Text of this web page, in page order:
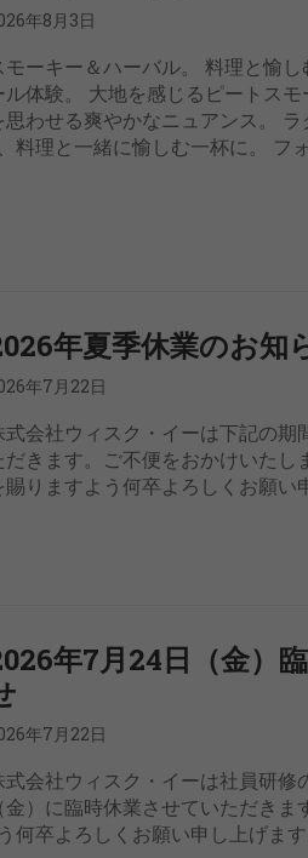
年8月3日
モーキー＆ハーバル。 料理と愉
ル体験。 大地を感じるピートス
思わせる爽やかなニュアンス。
料理と一緒に愉しむ一杯に。 フ
年夏季休業のお知
年7月22日
式会社ウィスク・イーは下記の期
だきます。ご不便をおかけいたし
賜りますよう何卒よろしくお願
年7月24日（金）
年7月22日
式会社ウィスク・イーは社員研修
（金）に臨時休業させていただき
何卒よろしくお願い申し上げま